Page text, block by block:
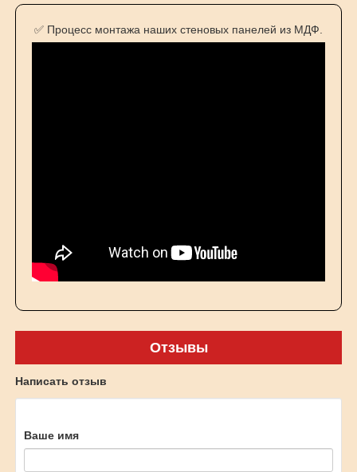
✅ Процесс монтажа наших стеновых панелей из МДФ.
Отзывы
Написать отзыв
Ваше имя